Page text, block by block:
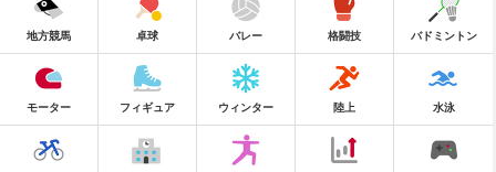
地方競馬 卓球 バレー 格闘技 バドミントン
モーター フィギュア ウィンター 陸上 水泳